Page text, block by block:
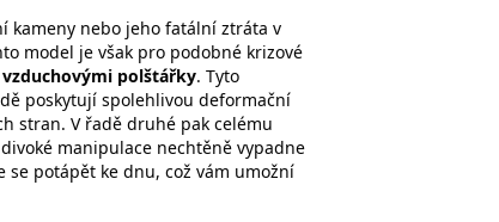
kameny nebo jeho fatální ztráta v
model je však pro podobné krizové
polštářky. Tyto
poskytují spolehlivou deformační
stran. V řadě druhé pak celému
manipulace nechtěně vypadne
potápět ke dnu, což vám umožní